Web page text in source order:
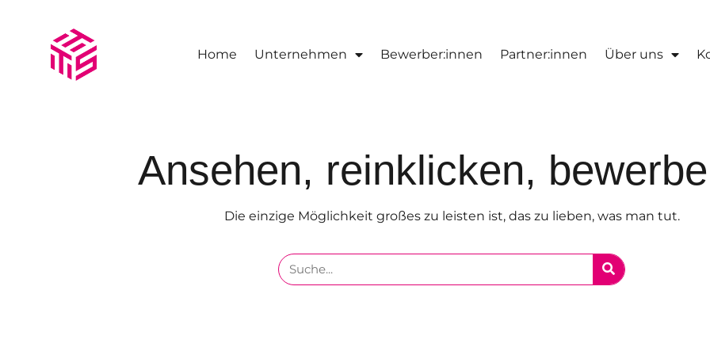
Home Unternehmen Bewerber:innen Partner:innen Über uns
Ansehen, reinklicken,
Die einzige Möglichkeit großes zu leisten ist, das zu lieben, was man tut.